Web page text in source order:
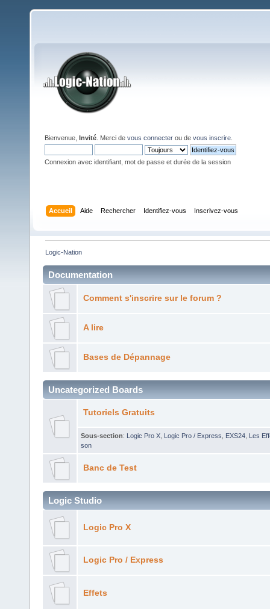
Bienvenue, Invité . Merci de vous connecter ou de vous inscrire
Connexion avec identifiant, mot de passe et durée de la session
Accueil Aide Rechercher Identifiez-vous Inscrivez-vous
Logic-Nation
Documentation
Comment s'inscrire sur le forum ?
A lire
Bases de Dépannage
Uncategorized Boards
Tutoriels Gratuits
Sous-section: Logic Pro X Logic Pro / Express EXS24 Les
son
Banc de Test
Logic Studio
Logic Pro X
Logic Pro / Express
Effets